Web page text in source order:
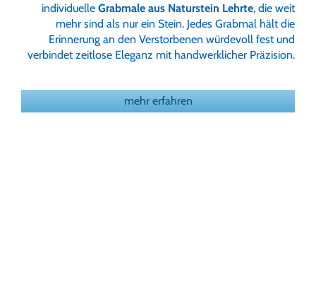
individuelleGrabmale aus Naturstein Lehrte, die weit
mehr sind als nur ein Stein. Jedes Grabmal hält die
Erinnerung an den Verstorbenen würdevoll fest und
verbindet zeitlose Eleganz mit handwerklicher Präzision.
mehr erfahren